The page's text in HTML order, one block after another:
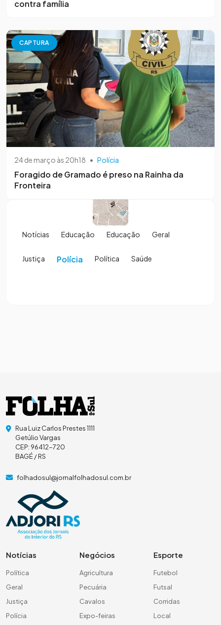
contra família
CAPTURA
24 de março às 20h18 • Polícia
Foragido de Gramado é preso na Rainha da
Fronteira
Notícias Educação Educação Geral
Justiça Polícia Política Saúde
Rua Luiz Carlos Prestes 1111
Getúlio Vargas
CEP: 96412-720
BAGÉ / RS
folhadosul@jornalfolhadosul.com.br
Notícias
Política
Geral
Justiça
Polícia
Negócios
Agricultura
Pecuária
Cavalos
Expo-feiras
Esporte
Futebol
Futsal
Corridas
Local